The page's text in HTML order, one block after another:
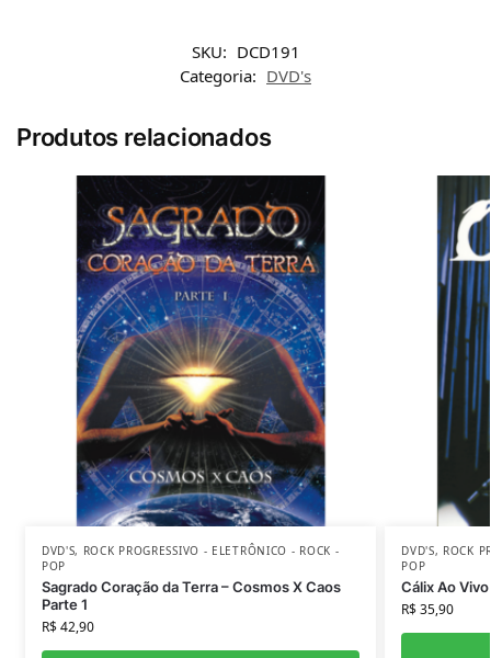
SKU: DCD191
Categoria: DVD's
Produtos relacionados
DVD'S, ROCK PROGRESSIVO - ELETRÔNICO - ROCK -
POP
Sagrado Coração da Terra – Cosmos X Caos
Parte 1
R$42,90
DVD'S, ROCK
POP
Cálix Ao
R$35,90